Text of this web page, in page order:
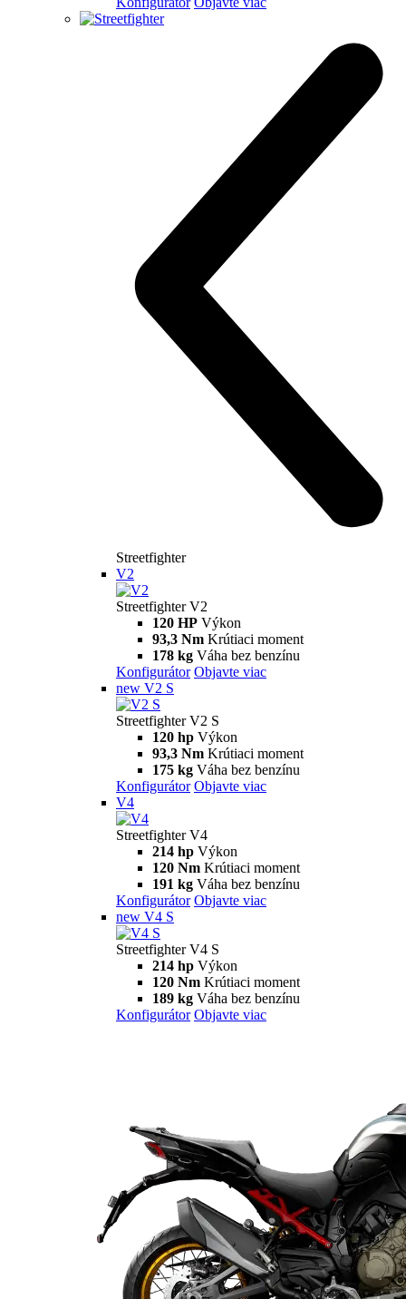
111 hp
91,1 Nm
Krútiaci moment
175 kg
Váha bez benzínu
Konfigurátor
Objavte viac
new
Monster +
111 hp
Výkon
91,1 Nm
Krútiaci moment
175 kg
Váha bez benzínu
Objavte viac
Streetfighter
V2
Streetfighter V2
120 HP Výkon
93,3 Nm Krútiaci moment
93,3 Nm
175 kg Váha bez benzínu
Konfigurátor Objavte viac
Streetfighter V4
214 hp
Výkon
120 Nm Krútiaci moment
191 kg Váha bez benzínu
Konfigurátor Objavte viac
newV4 S